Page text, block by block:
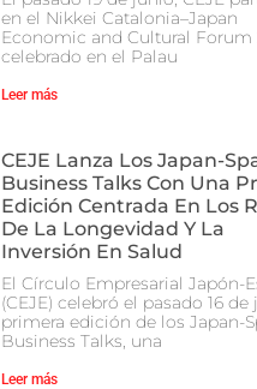
en el Nikkei Catalonia–Japan
Economic and Cultural Forum
celebrado en el Palau
Leer más
CEJE Lanza Los Japan-
Business Talks Con Una
Edición Centrada En Los
De La Longevidad Y La
Inversión En Salud
El Círculo Empresarial Japón-
(CEJE) celebró el pasado 16
primera edición de los Japan-
Business Talks, una
Leer más